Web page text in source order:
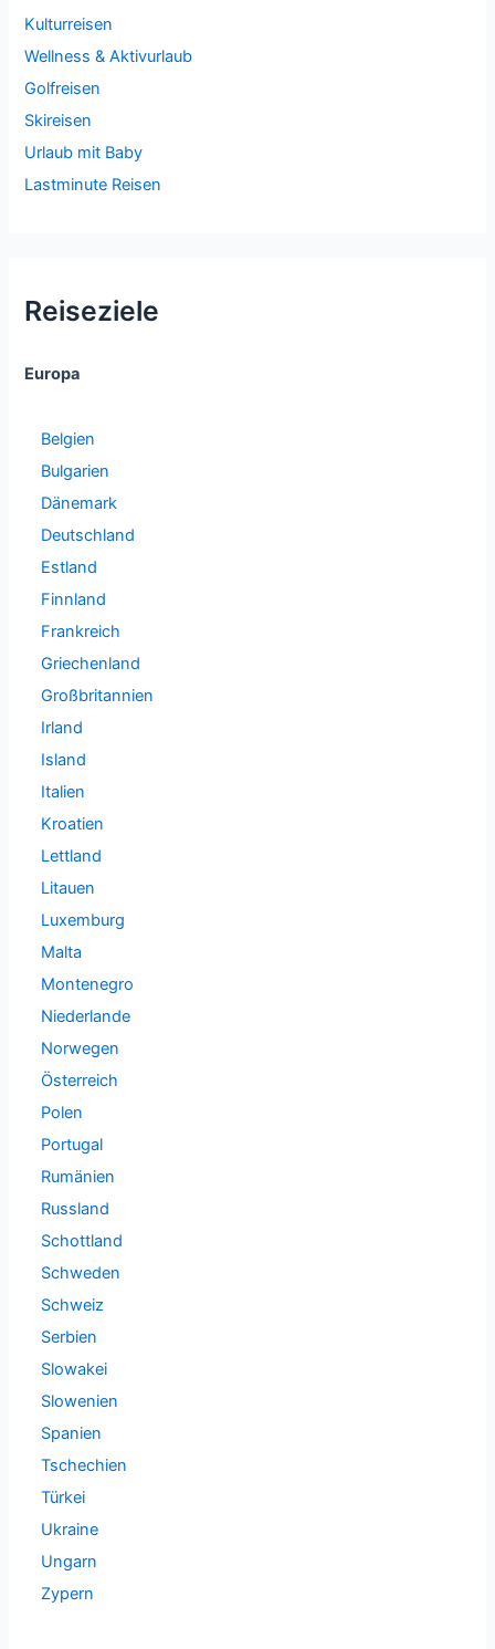
Kulturreisen
Wellness & Aktivurlaub
Golfreisen
Skireisen
Urlaub mit Baby
Lastminute Reisen
Reiseziele
Europa
Belgien
Bulgarien
Dänemark
Deutschland
Estland
Finnland
Frankreich
Griechenland
Großbritannien
Irland
Island
Italien
Kroatien
Lettland
Litauen
Luxemburg
Malta
Montenegro
Niederlande
Norwegen
Österreich
Polen
Portugal
Rumänien
Russland
Schottland
Schweden
Schweiz
Serbien
Slowakei
Slowenien
Spanien
Tschechien
Türkei
Ukraine
Ungarn
Zypern